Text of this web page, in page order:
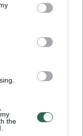
the
spręsti
pareigas.
teigė,
Todėl, pasak
kilusios